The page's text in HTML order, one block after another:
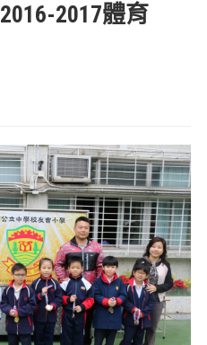
2016-2017體育